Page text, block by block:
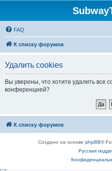
FAQ
К списку форумов
Удалить cookies
Вы уверены, что хотите удалить все
конференцией?
К списку форумов
Создано на основе phpBB®
Русская